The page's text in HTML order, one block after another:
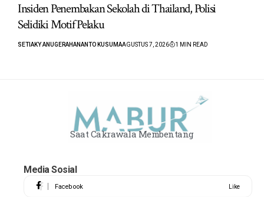
Insiden Penembakan Sekolah di Thailand, Polisi
Selidiki Motif Pelaku
SETIAKY ANUGERAHANANTO KUSUMAAGUSTUS 7, 2026 1 MIN READ
Saat Cakrawala Membentang
Media Sosial
Facebook Like